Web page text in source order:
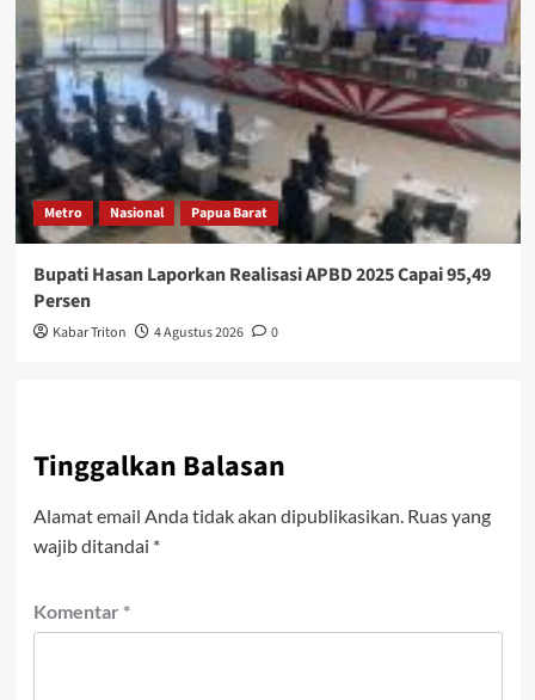
Metro Nasional Papua Barat
Bupati Hasan Laporkan Realisasi APBD 2025 Capai 95,49
Persen
Kabar Triton 4 Agustus 2026 0
Tinggalkan Balasan
Alamat email Anda tidak akan dipublikasikan. Ruas yang
wajib ditandai *
Komentar *